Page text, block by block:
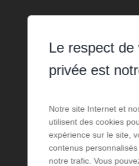
Le respect de
privée est
Notre site Internet et
utilisent des cookies
expérience sur le site,
contenus personnalisés
notre trafic. Vous